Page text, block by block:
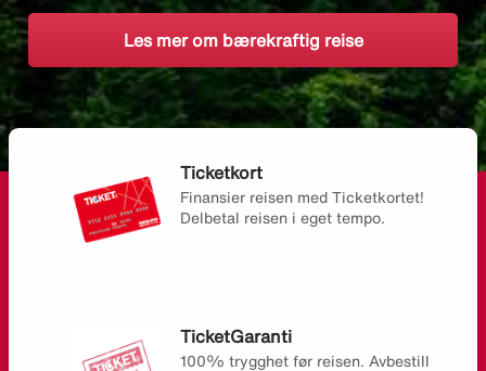
Les mer om bærekraftig reise
Ticketkort
Finansier reisen med Ticketkortet!
Delbetal reisen i eget tempo.
TicketGaranti
100% trygghet før reisen. Avbestill